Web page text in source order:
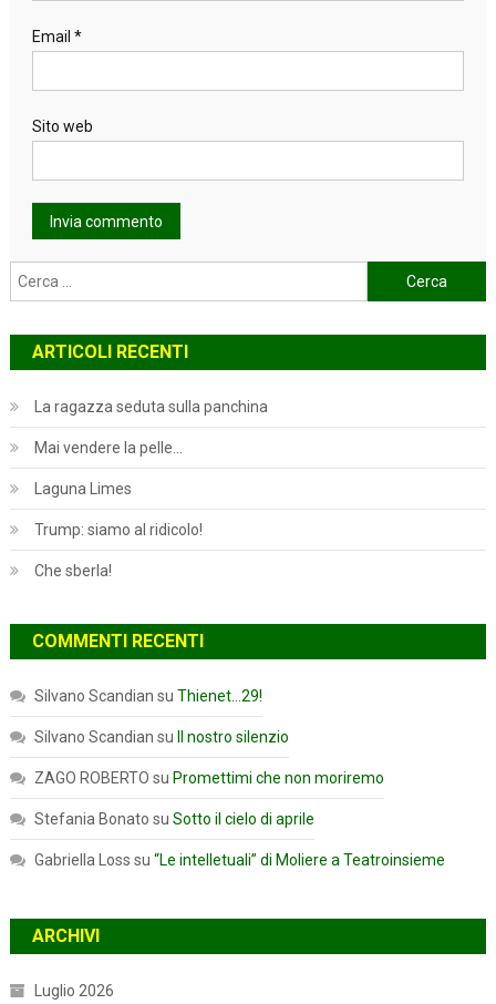
Email *
Sito web
Ricerca
per:
ARTICOLI RECENTI
La ragazza seduta sulla panchina
Mai vendere la pelle…
Laguna Limes
Trump: siamo al ridicolo!
Che sberla!
COMMENTI RECENTI
Silvano Scandian su Thienet…29!
Silvano Scandian su Il nostro silenzio
ZAGO ROBERTO su Promettimi che non moriremo
Stefania Bonato su Sotto il cielo di aprile
Gabriella Loss su “Le intelletuali” di Moliere a Teatroinsieme
ARCHIVI
Luglio 2026